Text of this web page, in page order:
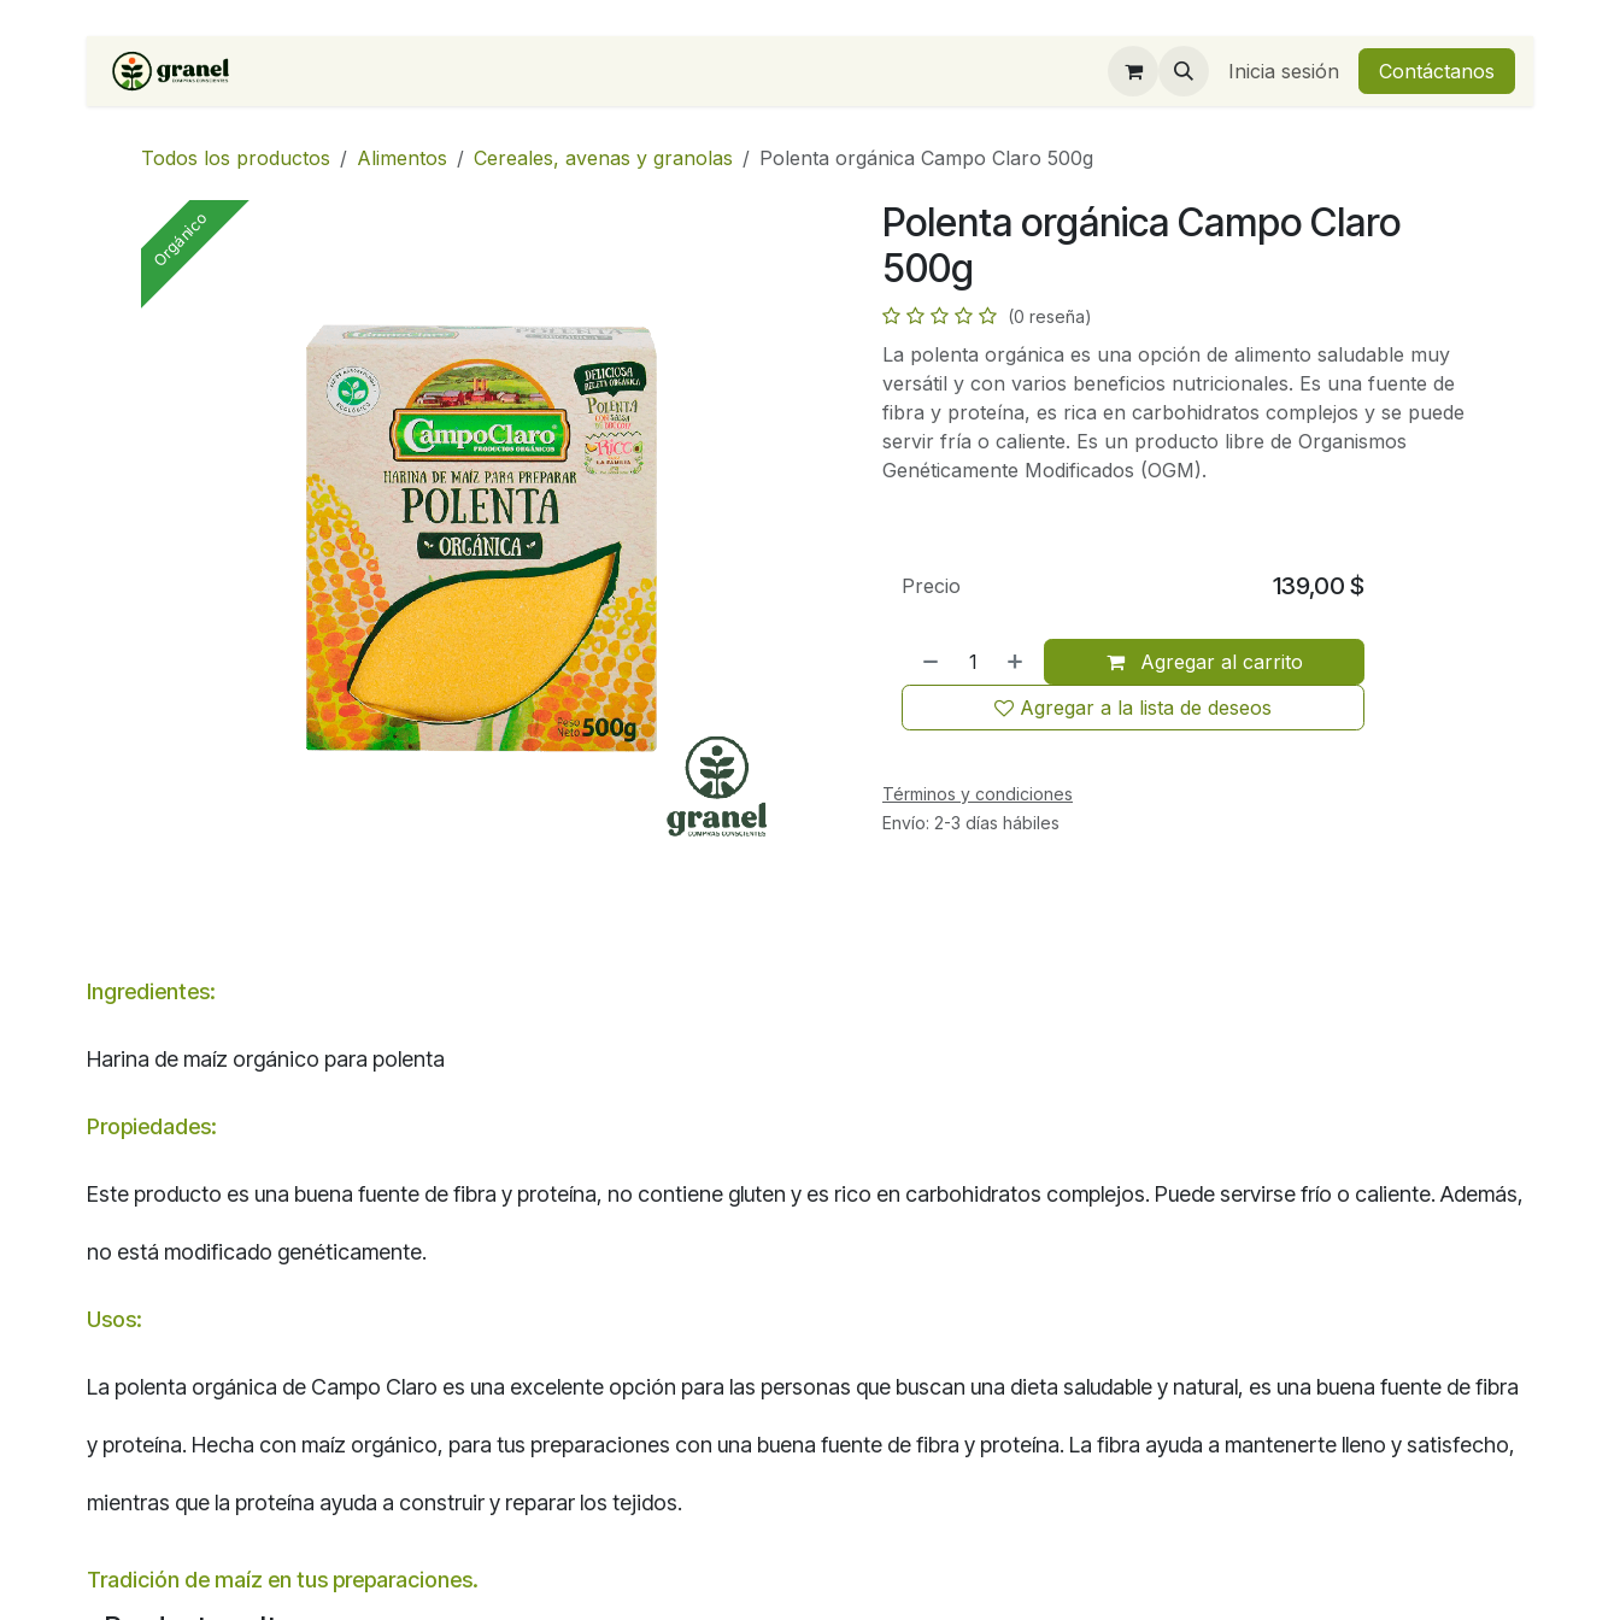
Ir al contenido
Inicia sesión Contáctanos
Todos los productos Alimentos Cereales, avenas y granolas Polenta orgánica Campo Claro 500g
Orgánico
Polenta orgánica Campo Claro
500g
(0 reseña)
La polenta orgánica es una opción de alimento saludable muy
versátil y con varios beneficios nutricionales. Es una fuente de
fibra y proteína, es rica en carbohidratos complejos y se puede
servir fría o caliente. Es un producto libre de Organismos
Genéticamente Modificados (OGM).
Agregar al carrito
Agregar a la lista de deseos
Precio 139,00 $
Términos y condiciones
Envío: 2-3 días hábiles
Ingredientes:
Harina de maíz orgánico para polenta
Propiedades:
Este producto es una buena fuente de fibra y proteína, no contiene gluten y es rico en carbohidratos complejos. Puede servirse frío o caliente. Además,
no está modificado genéticamente.
Usos:
La polenta orgánica de Campo Claro es una excelente opción para las personas que buscan una dieta saludable y natural, es una buena fuente de fibra
y proteína. Hecha con maíz orgánico, para tus preparaciones con una buena fuente de fibra y proteína. La fibra ayuda a mantenerte lleno y satisfecho,
mientras que la proteína ayuda a construir y reparar los tejidos.
Tradición de maíz en tus preparaciones.